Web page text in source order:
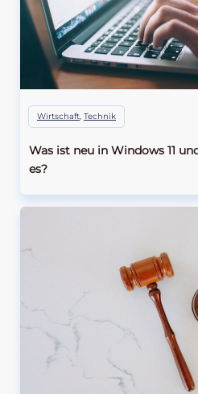
Wirtschaft, Technik
Was ist neu in Windows 11
es?